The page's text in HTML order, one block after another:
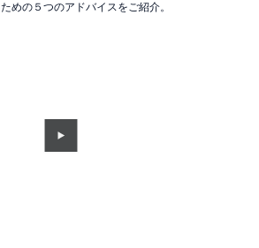
めの５つのアドバイスをご紹介。